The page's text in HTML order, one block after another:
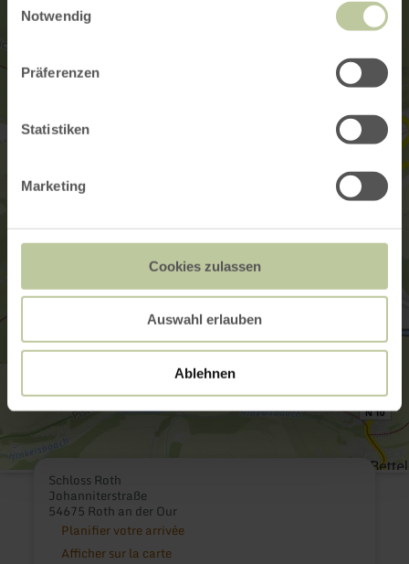
Notwendig
Präferenzen
Statistiken
Marketing
Cookies zulassen
Auswahl erlauben
Ablehnen
Schloss Roth
Johanniterstraße
54675 Roth an der Our
Planifier votre arrivée
Afficher sur la carte